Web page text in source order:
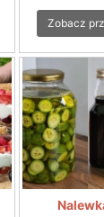
Zobacz